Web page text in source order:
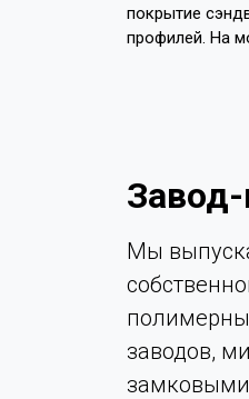
покрытие
профилей. На
Мы
заводов,